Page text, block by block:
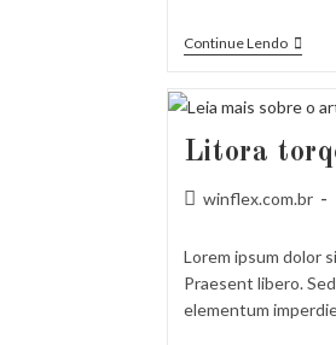
Continue Lendo
Sapin
Quam
Litora
Autor
post:
winflex.com.br
Lorem ipsum dolor
Praesent libero.
elementum